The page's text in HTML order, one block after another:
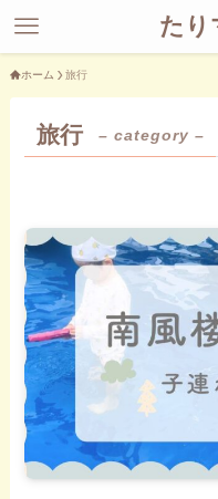
たり
ホーム 旅行
旅行 – category –